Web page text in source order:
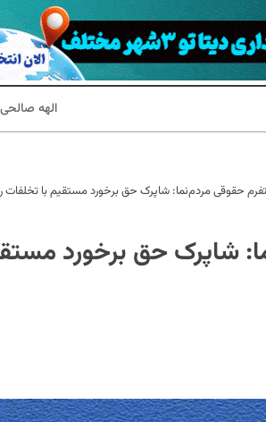
الهه صالحی
حقوقی مردم‌نما: شاپرک حق برخورد مستقیم با تخلفات
شاپرک حق برخورد